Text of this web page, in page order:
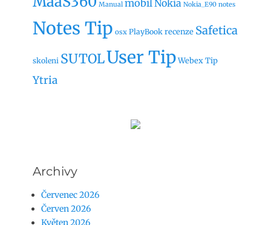
Manual mobil Nokia Nokia_E90 notes
Notes Tip osx PlayBook recenze Safetica
skoleni SUTOLUser TipWebex Tip
Ytria
Archivy
Červenec 2026
Červen 2026
Květen 2026